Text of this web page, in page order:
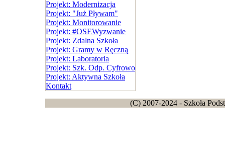
Projekt: Modernizacja
Projekt: "Już Pływam"
Projekt: Monitorowanie
Projekt: #OSEWyzwanie
Projekt: Zdalna Szkoła
Projekt: Gramy w Ręczną
Projekt: Laboratoria
Projekt: Szk. Odp. Cyfrowo
Projekt: Aktywna Szkoła
Kontakt
(C) 2007-2024 - Szkoła